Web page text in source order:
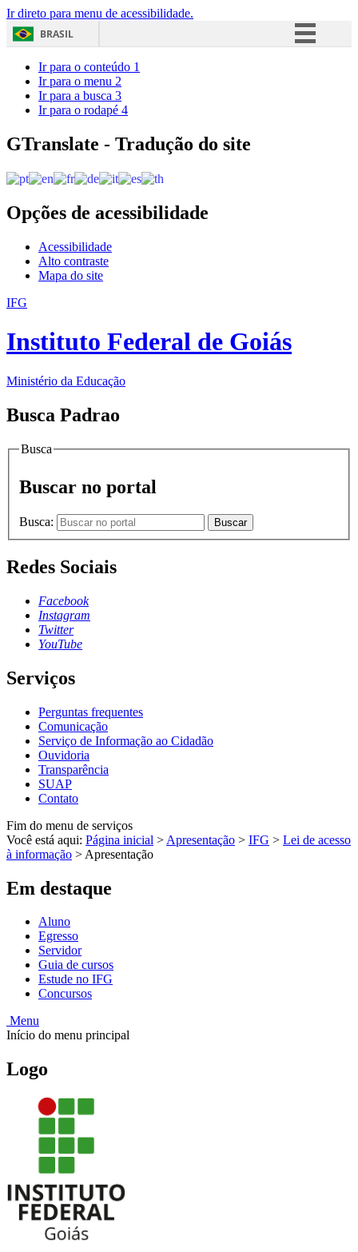
Ir direto para menu de acessibilidade.
BRASIL
Acesso à informação
Ir para o conteúdo 1
Ir para o menu 2
Ir para a busca 3
Ir para o rodapé 4
GTranslate - Tradução do site
Opções de acessibilidade
Acessibilidade
Alto contraste
Mapa do site
IFG
Instituto Federal de Goiás
Ministério da Educação
Busca Padrao
Busca
Buscar no portal
Busca: Buscar
Redes Sociais
Facebook
Instagram
Twitter
YouTube
Serviços
Perguntas frequentes
Comunicação
Serviço de Informação ao Cidadão
Ouvidoria
Transparência
SUAP
Contato
Fim do menu de serviços
Você está aqui: Página inicial > Apresentação > IFG > Lei de acesso
à informação > Apresentação
Em destaque
Aluno
Egresso
Servidor
Guia de cursos
Estude no IFG
Concursos
Menu
Início do menu principal
Logo